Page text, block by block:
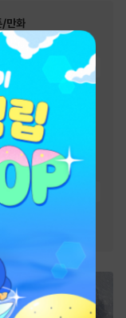
/만화
현대물
#절륜남
러 #유혹
기 #
짝사랑
#계약관계
어 #동거 #
계